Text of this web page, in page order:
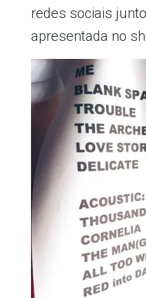
redes sociais
apresentada no